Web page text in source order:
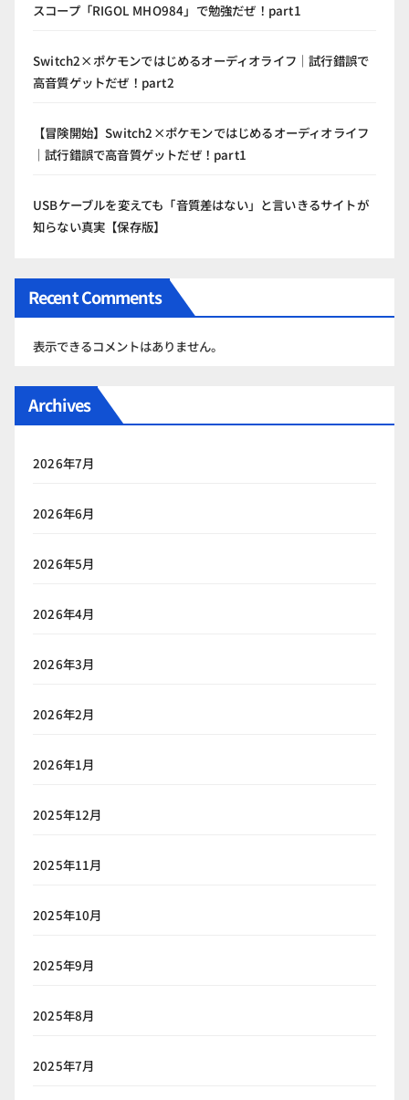
スコープ「RIGOL MHO984」で勉強だぜ！part1
Switch2×ポケモンではじめるオーディオライフ｜試行錯誤で
高音質ゲットだぜ！part2
【冒険開始】Switch2×ポケモンではじめるオーディオライフ
｜試行錯誤で高音質ゲットだぜ！part1
USBケーブルを変えても「音質差はない」と言いきるサイトが
知らない真実【保存版】
Recent Comments
表示できるコメントはありません。
Archives
2026年7月
2026年6月
2026年5月
2026年4月
2026年3月
2026年2月
2026年1月
2025年12月
2025年11月
2025年10月
2025年9月
2025年8月
2025年7月